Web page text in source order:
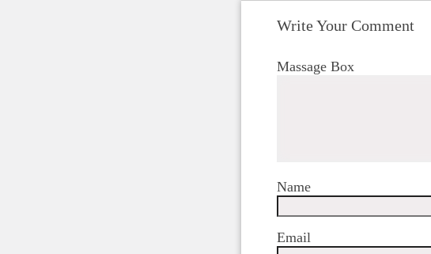
Write Your Comment
Massage Box
Name
Email